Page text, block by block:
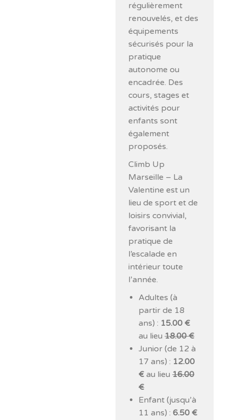
régulièrement
renouvelés, et des
équipements
sécurisés pour la
pratique
autonome ou
encadrée. Des
cours, stages et
activités pour
enfants sont
également
proposés.
Climb Up
Marseille – La
Valentine est un
lieu de sport et de
loisirs convivial,
favorisant la
pratique de
l’escalade en
intérieur toute
l’année.
Adultes (à
partir de 18
ans) : 15.00 €
au lieu18.00 €
Junior (de 12 à
17 ans) : 12.00
€ au lieu16.00
€
Enfant (jusqu’à
11 ans) :6.50 €